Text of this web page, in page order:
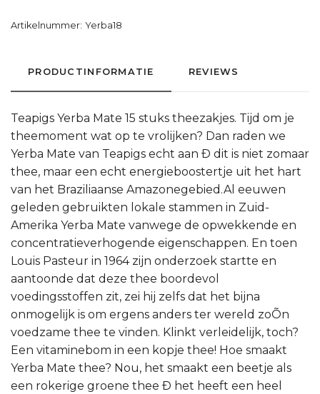
Artikelnummer: Yerba18
PRODUCTINFORMATIE REVIEWS
Teapigs Yerba Mate 15 stuks theezakjes. Tijd om je
theemoment wat op te vrolijken? Dan raden we
Yerba Mate van Teapigs echt aan Ð dit is niet zomaar
thee, maar een echt energieboostertje uit het hart
van het Braziliaanse Amazonegebied.Al eeuwen
geleden gebruikten lokale stammen in Zuid-
Amerika Yerba Mate vanwege de opwekkende en
concentratieverhogende eigenschappen. En toen
Louis Pasteur in 1964 zijn onderzoek startte en
aantoonde dat deze thee boordevol
voedingsstoffen zit, zei hij zelfs dat het bijna
onmogelijk is om ergens anders ter wereld zoÕn
voedzame thee te vinden. Klinkt verleidelijk, toch?
Een vitaminebom in een kopje thee! Hoe smaakt
Yerba Mate thee? Nou, het smaakt een beetje als
een rokerige groene thee Ð het heeft een heel